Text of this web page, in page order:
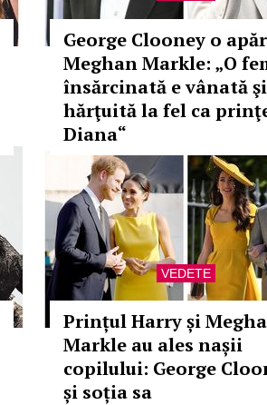
George Clooney o
Meghan Markle: „O
însărcinată e vânată şi
hărţuită la fel ca
Diana“
VEDETE
Prințul Harry și
Markle au ales nașii
copilului: George
și soția sa